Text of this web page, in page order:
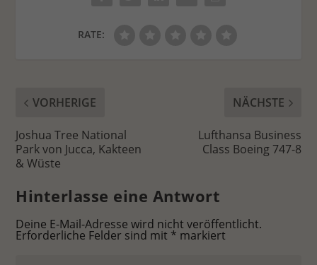
RATE:
VORHERIGE
Joshua Tree National
Park von Jucca, Kakteen
& Wüste
NÄCHSTE
Lufthansa Business
Class Boeing 747-8
Hinterlasse eine Antwort
Deine E-Mail-Adresse wird nicht veröffentlicht.
Erforderliche Felder sind mit * markiert